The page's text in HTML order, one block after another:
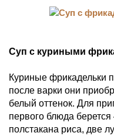
Суп с куриными
Куриные фрикадельки
после варки они
белый оттенок. Для
первого блюда
полстакана риса, две